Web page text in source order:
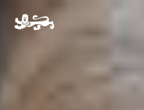
The Arts